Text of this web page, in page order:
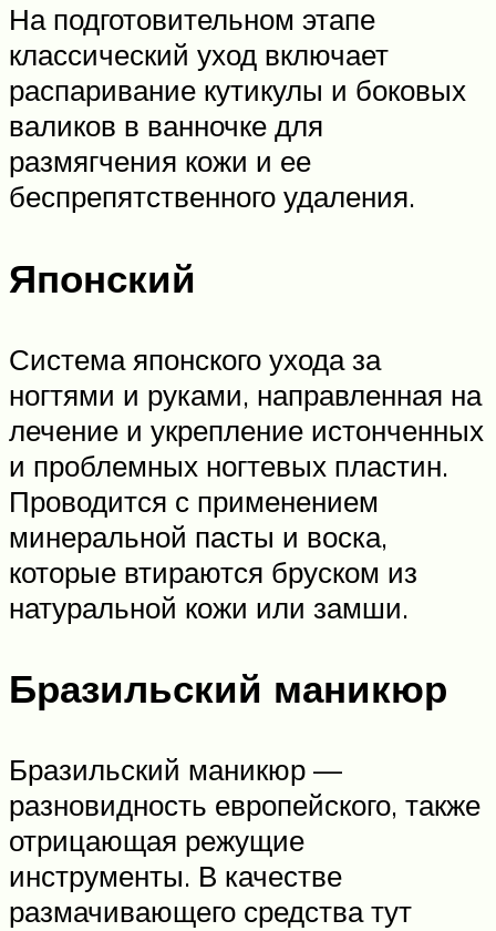
На подготовительном этапе
классический уход включает
распаривание кутикулы и боковых
валиков в ванночке для
размягчения кожи и ее
беспрепятственного удаления.
Японский
Система японского ухода за
ногтями и руками, направленная на
лечение и укрепление истонченных
и проблемных ногтевых пластин.
Проводится с применением
минеральной пасты и воска,
которые втираются бруском из
натуральной кожи или замши.
Бразильский маникюр
Бразильский маникюр —
разновидность европейского, также
отрицающая режущие
инструменты. В качестве
размачивающего средства тут